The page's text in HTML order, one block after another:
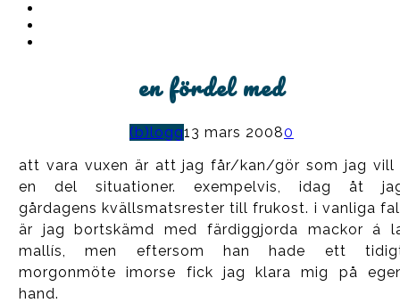
en fördel med
(b)logg13 mars 20080
att vara vuxen är att jag får/kan/gör som jag vill
en del situationer. exempelvis, idag åt
gårdagens kvällsmatsrester till frukost. i vanliga
är jag bortskämd med färdiggjorda mackor á
mallís, men eftersom han hade ett
morgonmöte imorse fick jag klara mig på
hand.